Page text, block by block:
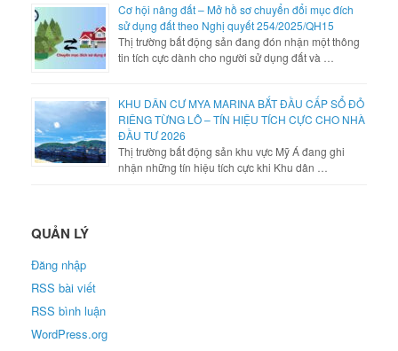
Cơ hội nâng đất – Mở hồ sơ chuyển đổi mục đích
sử dụng đất theo Nghị quyết 254/2025/QH15
Thị trường bất động sản đang đón nhận một thông
tin tích cực dành cho người sử dụng đất và …
KHU DÂN CƯ MYA MARINA BẮT ĐẦU CẤP SỔ ĐỎ
RIÊNG TỪNG LÔ – TÍN HIỆU TÍCH CỰC CHO NHÀ
ĐẦU TƯ 2026
Thị trường bất động sản khu vực Mỹ Á đang ghi
nhận những tín hiệu tích cực khi Khu dân …
QUẢN LÝ
Đăng nhập
RSS bài viết
RSS bình luận
WordPress.org